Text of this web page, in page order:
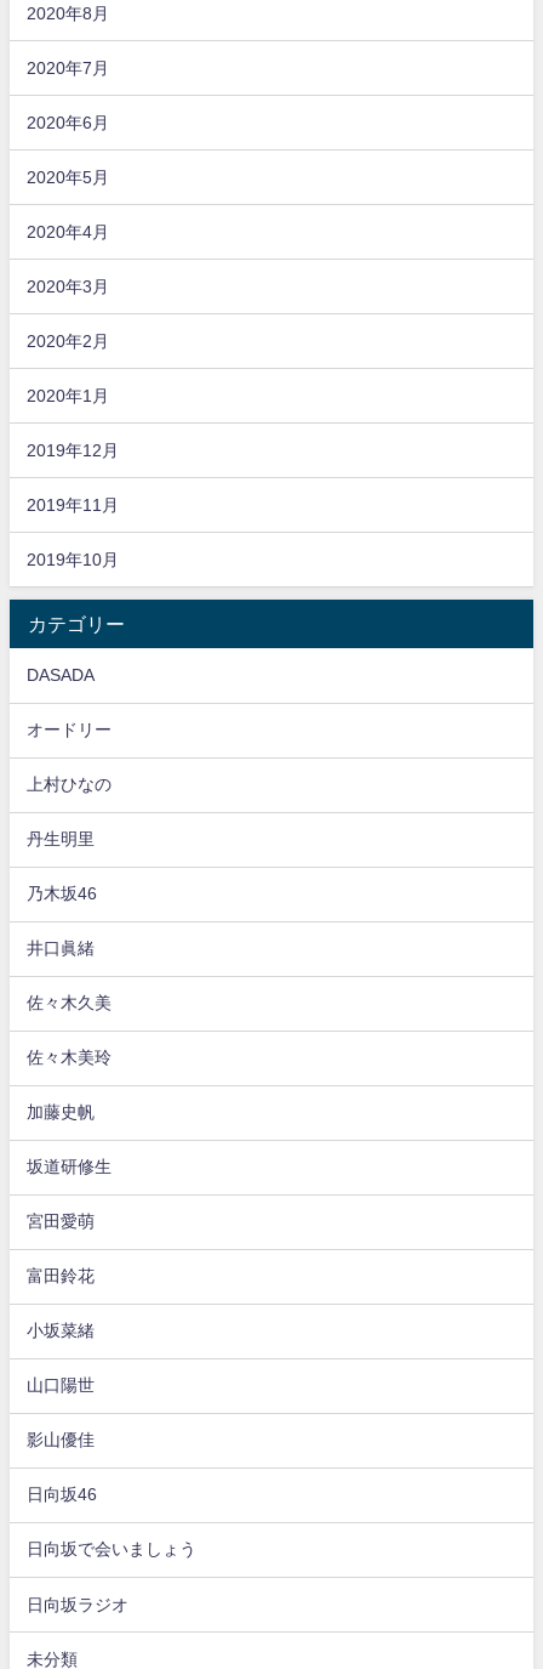
2020年8月
2020年7月
2020年6月
2020年5月
2020年4月
2020年3月
2020年2月
2020年1月
2019年12月
2019年11月
2019年10月
カテゴリー
DASADA
オードリー
上村ひなの
丹生明里
乃木坂46
井口眞緒
佐々木久美
佐々木美玲
加藤史帆
坂道研修生
宮田愛萌
富田鈴花
小坂菜緒
山口陽世
影山優佳
日向坂46
日向坂で会いましょう
日向坂ラジオ
未分類